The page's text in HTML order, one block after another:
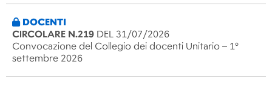
DOCENTI
CIRCOLARE N.219 DEL 31/07/2026
Convocazione del Collegio dei docenti Unitario – 1°
settembre 2026